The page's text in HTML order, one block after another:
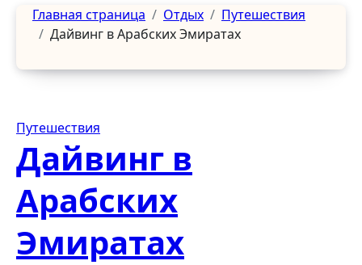
Главная страница Отдых
Путешествия
Дайвинг в Арабских Эмиратах
Путешествия
Дайвинг в
Арабских
Эмиратах